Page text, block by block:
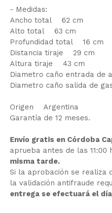
- Medidas:
Ancho total 62 cm
Alto total 63 cm
Profundidad total 16 cm
Distancia tiraje 29 cm
Altura tiraje 43 cm
Diametro caño entrada de
Diametro caño salida de
Origen Argentina
Garantía de 12 meses.
Envío gratis en Córdoba
aprueba antes de las 11:00
misma tarde.
Si la aprobación se realiza
la validación antifraude
entrega se efectuará el